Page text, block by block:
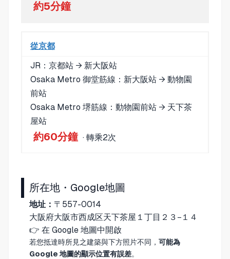
約5分鐘
從京都
JR：京都站 → 新大阪站
Osaka Metro 御堂筋線：新大阪站 → 動物園
前站
Osaka Metro 堺筋線：動物園前站 → 天下茶
屋站
約60分鐘 · 轉乘2次
所在地・Google地圖
地址： 〒557-0014
大阪府大阪市西成区天下茶屋１丁目２３−１４
👉 在 Google 地圖中開啟
若您抵達時所見之建築與下方照片不同， 可能為
Google 地圖的顯示位置有誤差。